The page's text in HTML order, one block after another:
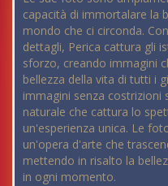
capacità di immortalare la
mondo che ci circonda.
dettagli, Perica cattura gli
sforzo, creando immagini
bellezza della vita di tutti i
immagini senza costrizioni
naturale che cattura lo
un'esperienza unica. Le
un'opera d'arte che
mettendo in risalto la
in ogni momento.